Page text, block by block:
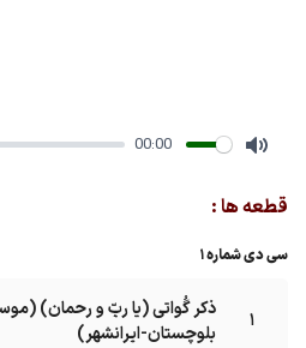
00:00
قطعه ها :
سی دی شماره 1
1
ذکر گُواتی (یا ربّ‌ و رحمان)
بلوچستان-ایرانشهر)